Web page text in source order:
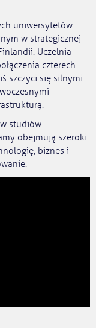
uniwersytetów
w strategicznej
Uczelnia
czterech
szczyci się silnymi
studiów
obejmują szeroki
biznes i